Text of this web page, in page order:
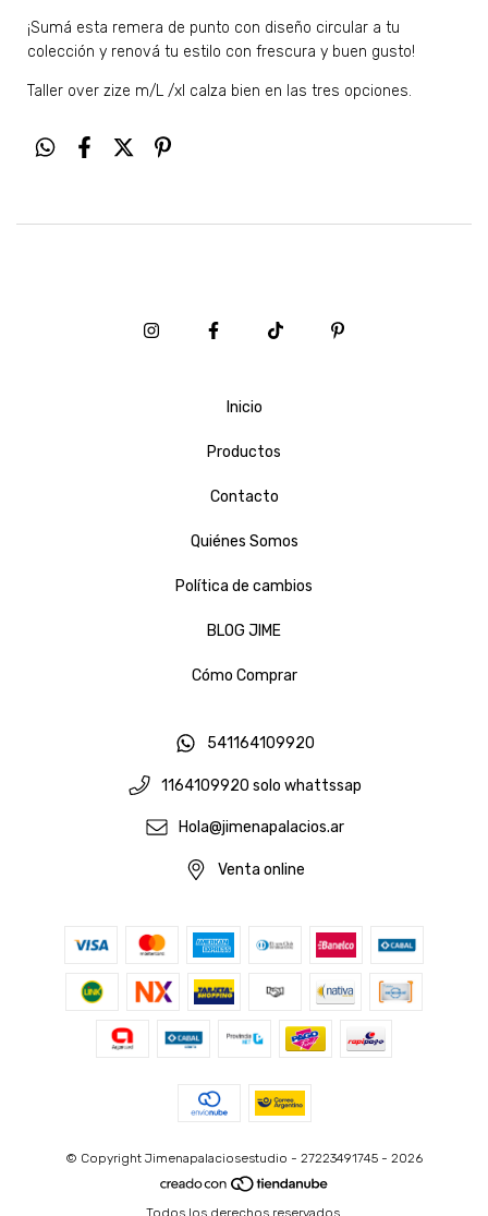
¡Sumá esta remera de punto con diseño circular a tu
colección y renová tu estilo con frescura y buen gusto!
Taller over zize m/L /xl calza bien en las tres opciones.
Inicio
Productos
Contacto
Quiénes Somos
Política de cambios
BLOG JIME
Cómo Comprar
541164109920
1164109920 solo whattssap
Hola@jimenapalacios.ar
Venta online
© Copyright Jimenapalaciosestudio - 27223491745 - 2026